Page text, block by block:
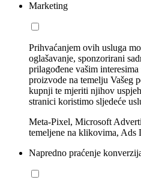
Marketing
Prihvaćanjem ovih usluga
oglašavanje, sponzorirani
prilagođene vašim
proizvode na temelju Vašeg
kupnji te mjeriti njihov
stranici koristimo sljedeće
Meta-Pixel, Microsoft
temeljene na klikovima, Ads
Napredno praćenje